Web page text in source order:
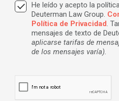
He leído y acepto la
Deuterman Law Group.
Política de Privacidad . También acepto recibir
mensajes de texto de
aplicarse tarifas de
de los mensajes varía).